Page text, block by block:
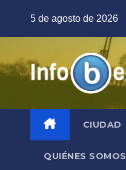
5 de agosto de 2026
CIUDAD
QUIÉNES SOMOS